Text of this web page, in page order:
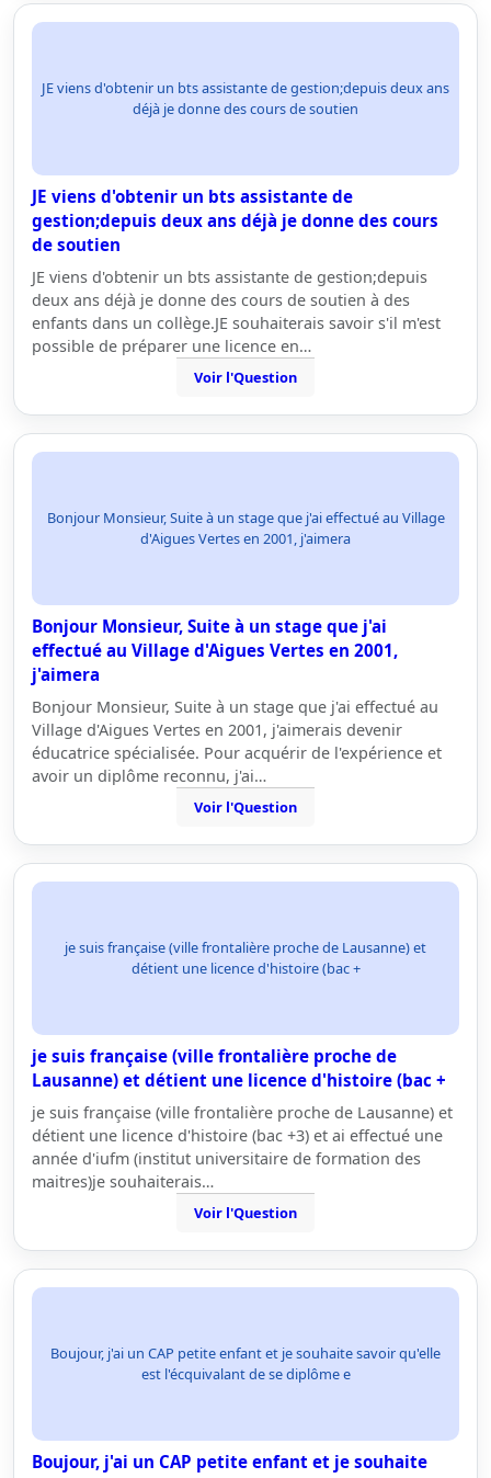
JE viens d'obtenir un bts assistante de gestion;depuis deux ans
déjà je donne des cours de soutien
JE viens d'obtenir un bts assistante de
gestion;depuis deux ans déjà je donne des cours
de soutien
JE viens d'obtenir un bts assistante de gestion;depuis
deux ans déjà je donne des cours de soutien à des
enfants dans un collège.JE souhaiterais savoir s'il m'est
possible de préparer une licence en…
Voir l'Question
Bonjour Monsieur, Suite à un stage que j'ai effectué au Village
d'Aigues Vertes en 2001, j'aimera
Bonjour Monsieur, Suite à un stage que j'ai
effectué au Village d'Aigues Vertes en 2001,
j'aimera
Bonjour Monsieur, Suite à un stage que j'ai effectué au
Village d'Aigues Vertes en 2001, j'aimerais devenir
éducatrice spécialisée. Pour acquérir de l'expérience et
avoir un diplôme reconnu, j'ai…
Voir l'Question
je suis française (ville frontalière proche de Lausanne) et
détient une licence d'histoire (bac +
je suis française (ville frontalière proche de
Lausanne) et détient une licence d'histoire (bac +
je suis française (ville frontalière proche de Lausanne) et
détient une licence d'histoire (bac +3) et ai effectué une
année d'iufm (institut universitaire de formation des
maitres)je souhaiterais…
Voir l'Question
Boujour, j'ai un CAP petite enfant et je souhaite savoir qu'elle
est l'écquivalant de se diplôme e
Boujour, j'ai un CAP petite enfant et je souhaite